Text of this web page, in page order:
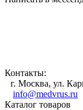
Контакты:
г. Москва, ул.
info@medvrus.ru
Каталог товаров